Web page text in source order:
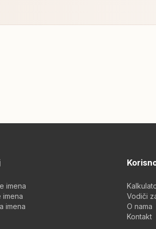
imena
imena
imena
Vodiči
O nama
Kontakt